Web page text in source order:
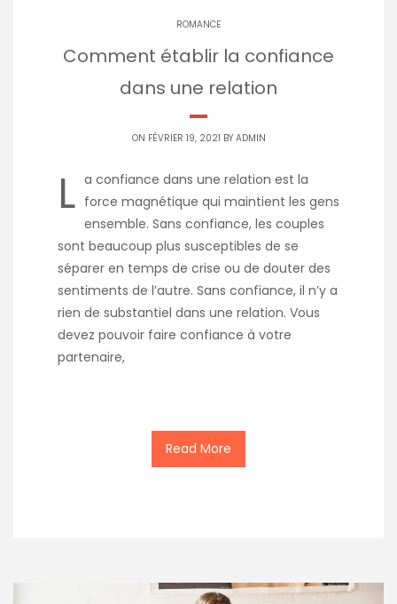
ROMANCE
Comment établir la confiance
dans une relation
ON FÉVRIER 19, 2021 BY ADMIN
L a confiance dans une relation est la
force magnétique qui maintient les gens
ensemble. Sans confiance, les couples
sont beaucoup plus susceptibles de se
séparer en temps de crise ou de douter des
sentiments de l’autre. Sans confiance, il n’y a
rien de substantiel dans une relation. Vous
devez pouvoir faire confiance à votre
partenaire,
Read More